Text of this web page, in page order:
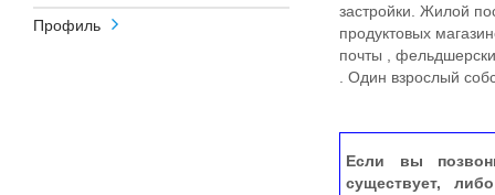
Профиль
застройки. Жилой
продуктовых
почты ,
. Один взрослый
Если вы
существует,